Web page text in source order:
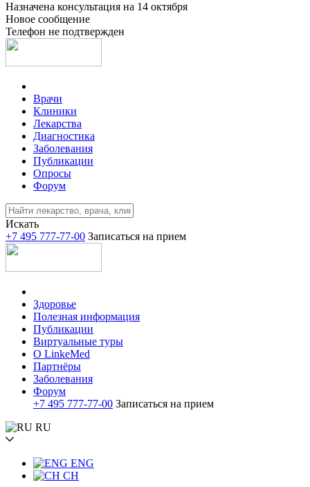
Назначена консультация на 14 октября
Новое сообщение
Телефон не подтвержден
Врачи
Клиники
Лекарства
Диагностика
Заболевания
Публикации
Опросы
Форум
Искать
+7 495 777-77-00 Записаться на прием
Здоровье
Полезная информация
Публикации
Виртуальные туры
О LinkeMed
Партнёры
Заболевания
Форум
+7 495 777-77-00 Записаться на прием
RU
ENG
CH